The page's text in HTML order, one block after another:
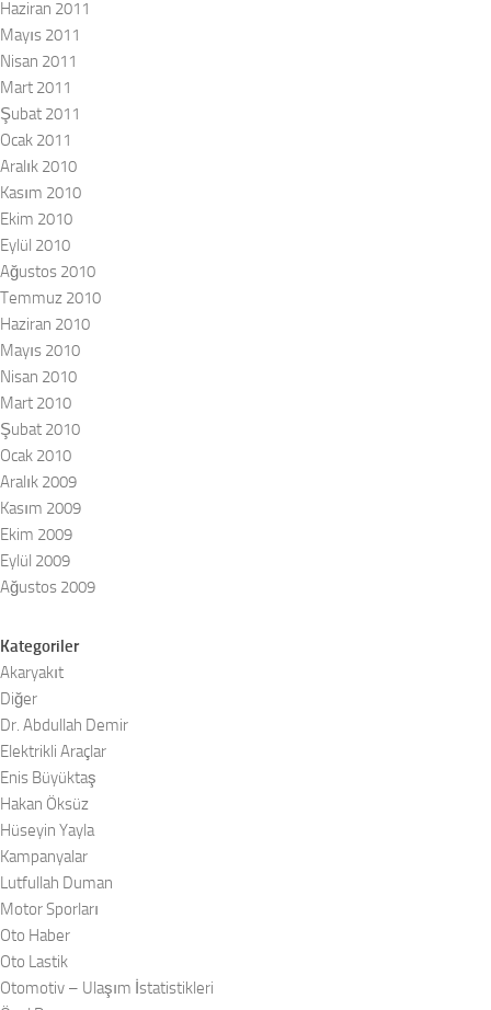
Haziran 2011
Mayıs 2011
Nisan 2011
Mart 2011
Şubat 2011
Ocak 2011
Aralık 2010
Kasım 2010
Ekim 2010
Eylül 2010
Ağustos 2010
Temmuz 2010
Haziran 2010
Mayıs 2010
Nisan 2010
Mart 2010
Şubat 2010
Ocak 2010
Aralık 2009
Kasım 2009
Ekim 2009
Eylül 2009
Ağustos 2009
Kategoriler
Akaryakıt
Diğer
Dr. Abdullah Demir
Elektrikli Araçlar
Enis Büyüktaş
Hakan Öksüz
Hüseyin Yayla
Kampanyalar
Lutfullah Duman
Motor Sporları
Oto Haber
Oto Lastik
Otomotiv – Ulaşım İstatistikleri